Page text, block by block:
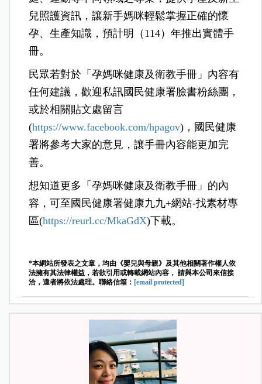
兒照護資訊，讓新手媽咪輕鬆掌握正確的懷
孕、生產知識，預計明（114）年推出實體手
冊。
民眾若對於「孕媽咪健康及衛教手冊」內容有
任何建議，歡迎私訊國民健康署臉書粉絲團，
或於相關貼文處留言
(https://www.facebook.com/hpagov)，國民健康
署將參考大家的意見，讓手冊內容能更加完
善。
想知道更多「孕媽咪健康及衛教手冊」的內
容，可至國民健康署健康九九+網站-找素材專
區(https://reurl.cc/MkaGdX)下載。
*本網站所發表之文章，均由《嬰兒與母親》及其他相關著作權人依
法擁有其法律權益，若欲引用或轉載網站內容， 請與本公司來信接
洽，違者將依法處理。聯絡信箱： [email protected]